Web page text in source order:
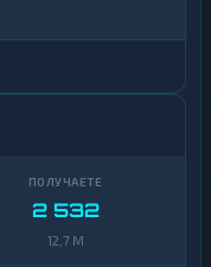
2 532
12,7 M